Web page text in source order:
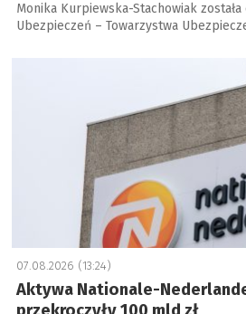
Monika Kurpiewska-Stachowiak została
Ubezpieczeń – Towarzystwa
07.08.2026 (13:24)
Aktywa Nationale-